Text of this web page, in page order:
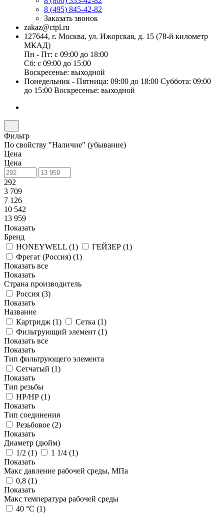
8 (495) 845-42-82
Заказать звонок
zakaz@ctpl.ru
127644, г. Москва, ул. Ижорская, д. 15 (78-й километр
МКАД)
Пн - Пт: с 09:00 до 18:00
Сб: с 09:00 до 15:00
Воскресенье: выходной
Понедельник - Пятница: 09:00 до 18:00 Суббота: 09:00
до 15:00 Воскресенье: выходной
Фильтр
По свойству "Наличие" (убывание)
Цена
Цена
292
3 709
7 126
10 542
13 959
Показать
Бренд
HONEYWELL (1) ГЕЙЗЕР (1)
Фрегат (Россия) (1)
Показать все
Показать
Страна производитель
Россия (3)
Показать
Название
Картридж (1) Сетка (1)
Фильтрующий элемент (1)
Показать все
Показать
Тип фильтрующего элемента
Сетчатый (1)
Показать
Тип резьбы
НР/НР (1)
Показать
Тип соединения
Резьбовое (2)
Показать
Диаметр (дюйм)
1/2 (1) 1 1/4 (1)
Показать
Макс давление рабочей среды, МПа
0,8 (1)
Показать
Макс температура рабочей среды
40 °С (1)